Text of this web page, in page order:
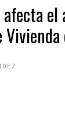
el